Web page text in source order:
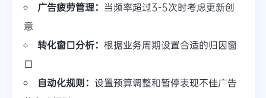
广告疲劳管理： 当频率超过3-5次时考虑更新创
意
转化窗口分析： 根据业务周期设置合适的归因窗
口
自动化规则： 设置预算调整和暂停表现不佳广告